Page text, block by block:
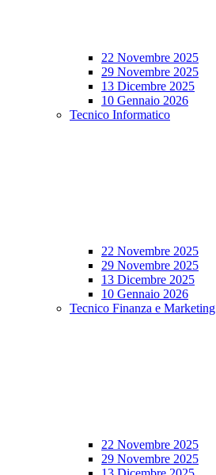
22 Novembre 2025
29 Novembre 2025
13 Dicembre 2025
10 Gennaio 2026
Tecnico Informatico
22 Novembre 2025
29 Novembre 2025
13 Dicembre 2025
10 Gennaio 2026
Tecnico Finanza e Marketing
22 Novembre 2025
29 Novembre 2025